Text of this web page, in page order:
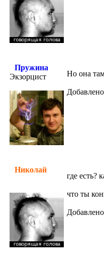
Пружина
Экзорцист
Но она
Николай
где есть?
что ты